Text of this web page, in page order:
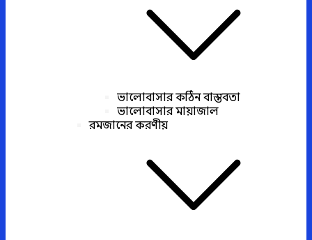
ভালোবাসার কঠিন বাস্তবতা
ভালোবাসার মায়াজাল
রমজানের করণীয়